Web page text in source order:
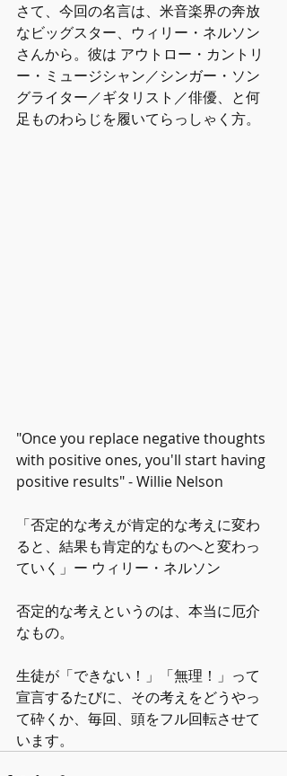
さて、今回の名言は、米音楽界の奔放
なビッグスター、ウィリー・ネルソン
さんから。彼は アウトロー・カントリ
ー・ミュージシャン／シンガー・ソン
グライター／ギタリスト／俳優、と何
足ものわらじを履いてらっしゃく方。
"Once you replace negative thoughts
with positive ones, you'll start having
positive results" - Willie Nelson
「否定的な考えが肯定的な考えに変わ
ると、結果も肯定的なものへと変わっ
ていく」ー ウィリー・ネルソン
否定的な考えというのは、本当に厄介
なもの。
生徒が「できない！」「無理！」って
宣言するたびに、その考えをどうやっ
て砕くか、毎回、頭をフル回転させて
います。